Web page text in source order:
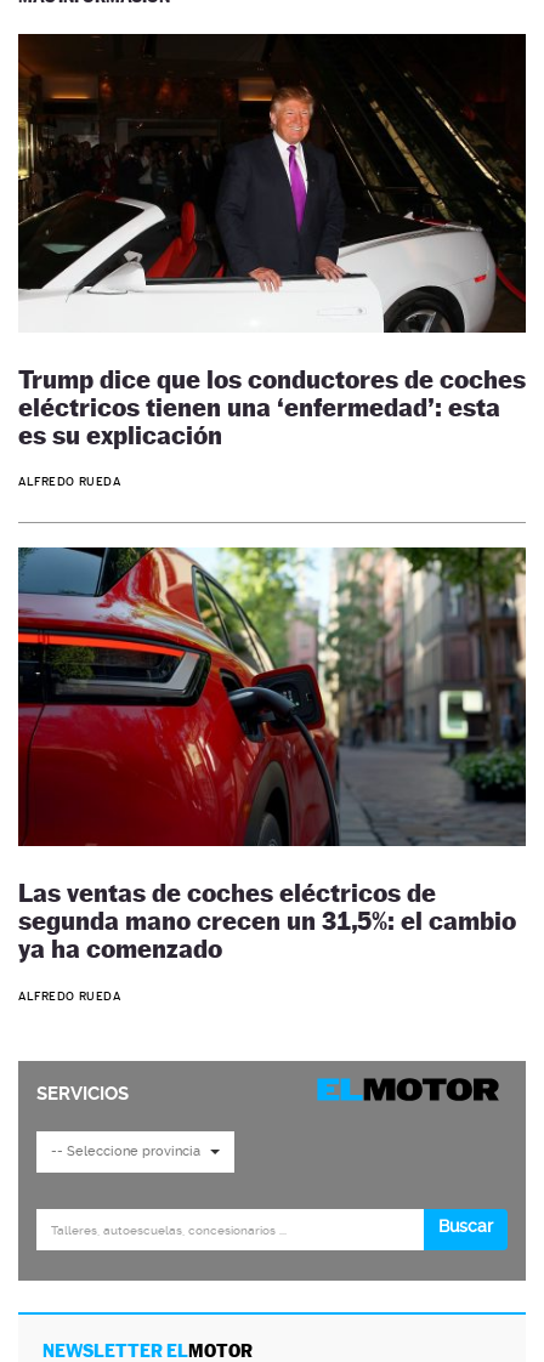
Trump dice que los conductores de coches
eléctricos tienen una ‘enfermedad’: esta
es su explicación
ALFREDO RUEDA
Las ventas de coches eléctricos de
segunda mano crecen un 31,5%: el cambio
ya ha comenzado
ALFREDO RUEDA
NEWSLETTER ELMOTOR